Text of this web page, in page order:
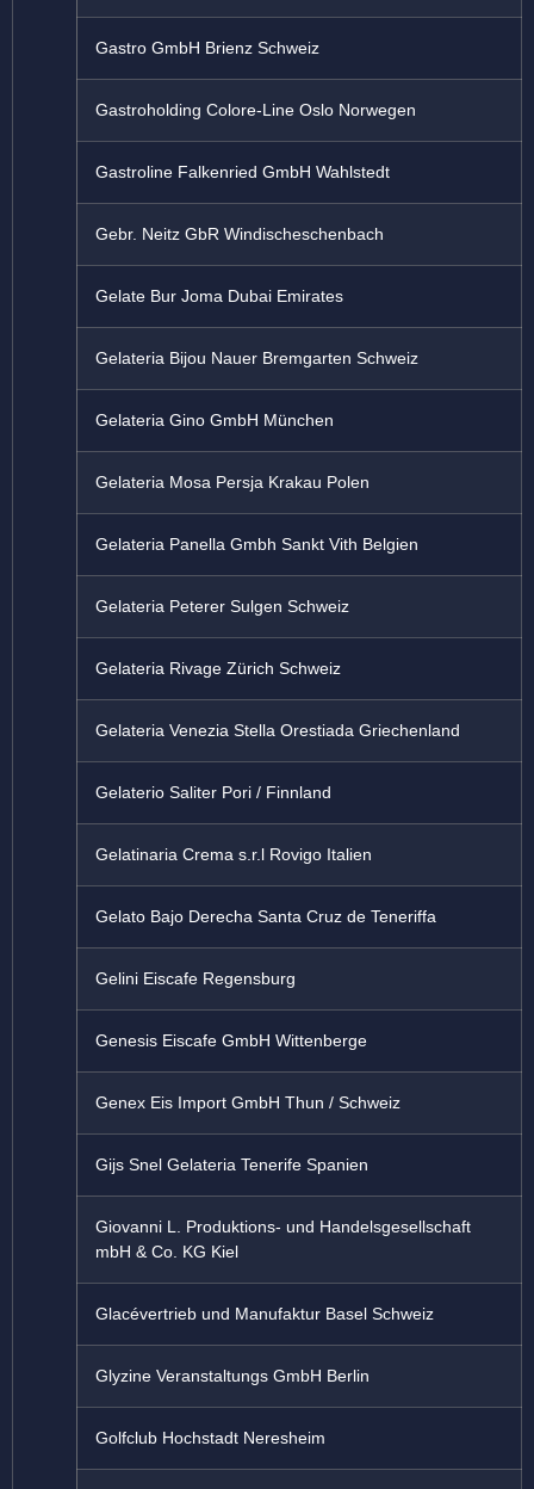
Gastro GmbH Brienz Schweiz
Gastroholding Colore-Line Oslo Norwegen
Gastroline Falkenried GmbH Wahlstedt
Gebr. Neitz GbR Windischeschenbach
Gelate Bur Joma Dubai Emirates
Gelateria Bijou Nauer Bremgarten Schweiz
Gelateria Gino GmbH München
Gelateria Mosa Persja Krakau Polen
Gelateria Panella Gmbh Sankt Vith Belgien
Gelateria Peterer Sulgen Schweiz
Gelateria Rivage Zürich Schweiz
Gelateria Venezia Stella Orestiada Griechenland
Gelaterio Saliter Pori / Finnland
Gelatinaria Crema s.r.l Rovigo Italien
Gelato Bajo Derecha Santa Cruz de Teneriffa
Gelini Eiscafe Regensburg
Genesis Eiscafe GmbH Wittenberge
Genex Eis Import GmbH Thun / Schweiz
Gijs Snel Gelateria Tenerife Spanien
Giovanni L. Produktions- und Handelsgesellschaft
mbH & Co. KG Kiel
Glacévertrieb und Manufaktur Basel Schweiz
Glyzine Veranstaltungs GmbH Berlin
Golfclub Hochstadt Neresheim